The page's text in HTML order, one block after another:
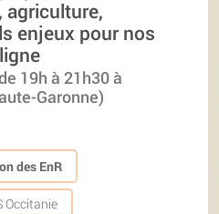
agriculture,
enjeux pour nos
19h à 21h30 à
Garonne)
des EnR
Occitanie